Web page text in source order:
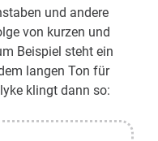
und andere
von kurzen und
Beispiel steht ein
langen Ton für
klingt dann so: